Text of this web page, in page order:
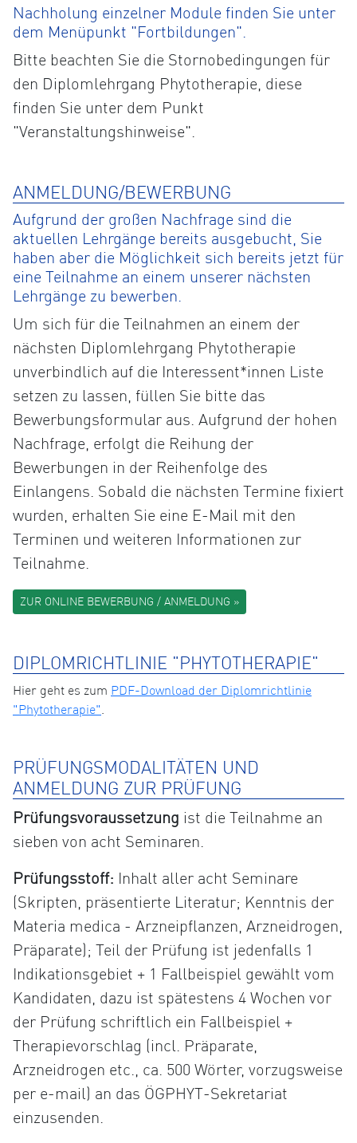
Nachholung einzelner Module finden Sie unter
dem Menüpunkt "Fortbildungen".
Bitte beachten Sie die Stornobedingungen für
den Diplomlehrgang Phytotherapie, diese
finden Sie unter dem Punkt
"Veranstaltungshinweise".
ANMELDUNG/BEWERBUNG
Aufgrund der großen Nachfrage sind die
aktuellen Lehrgänge bereits ausgebucht, Sie
haben aber die Möglichkeit sich bereits jetzt für
eine Teilnahme an einem unserer nächsten
Lehrgänge zu bewerben.
Um sich für die Teilnahmen an einem der
nächsten Diplomlehrgang Phytotherapie
unverbindlich auf die Interessent*innen Liste
setzen zu lassen, füllen Sie bitte das
Bewerbungsformular aus. Aufgrund der hohen
Nachfrage, erfolgt die Reihung der
Bewerbungen in der Reihenfolge des
Einlangens. Sobald die nächsten Termine fixiert
wurden, erhalten Sie eine E-Mail mit den
Terminen und weiteren Informationen zur
Teilnahme.
ZUR ONLINE BEWERBUNG / ANMELDUNG »
DIPLOMRICHTLINIE "PHYTOTHERAPIE"
Hier geht es zum PDF-Download der Diplomrichtlinie
"Phytotherapie"
PRÜFUNGSMODALITÄTEN UND
ANMELDUNG ZUR PRÜFUNG
Prüfungsvoraussetzung ist die Teilnahme an
sieben von acht Seminaren.
Prüfungsstoff: Inhalt aller acht Seminare
(Skripten, präsentierte Literatur; Kenntnis der
Materia medica - Arzneipflanzen, Arzneidrogen,
Präparate); Teil der Prüfung ist jedenfalls 1
Indikationsgebiet + 1 Fallbeispiel gewählt vom
Kandidaten, dazu ist spätestens 4 Wochen vor
der Prüfung schriftlich ein Fallbeispiel +
Therapievorschlag (incl. Präparate,
Arzneidrogen etc., ca. 500 Wörter, vorzugsweise
per e-mail) an das ÖGPHYT-Sekretariat
einzusenden.